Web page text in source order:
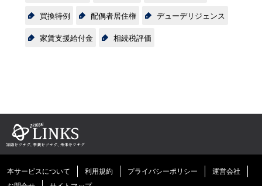
買換特例
配偶者居住権
デューデリジェンス
家賃支援給付金
相続税評価
本サービスについて 利用規約 プライバシーポリシー
運営会社